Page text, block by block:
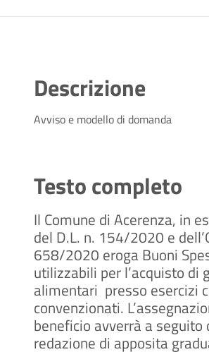
Descrizione
Avviso e modello di domanda
Testo completo
Il Comune di Acerenza, in
del D.L. n. 154/2020 e
658/2020 eroga Buoni
utilizzabili per l’acquisto di
alimentari presso esercizi
convenzionati.
beneficio avverrà a seguito
redazione di apposita